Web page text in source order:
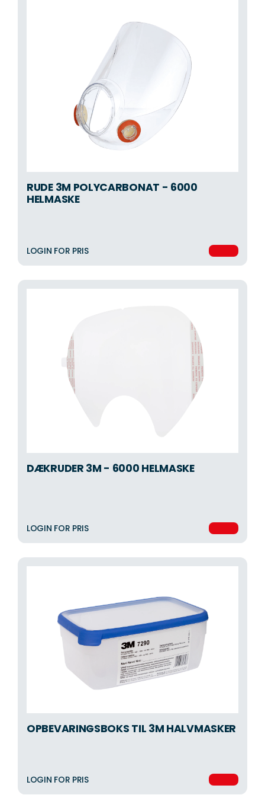
RUDE 3M POLYCARBONAT - 6000
HELMASKE
LOGIN FOR PRIS
DÆKRUDER 3M - 6000 HELMASKE
LOGIN FOR PRIS
OPBEVARINGSBOKS TIL 3M HALVMASKER
LOGIN FOR PRIS